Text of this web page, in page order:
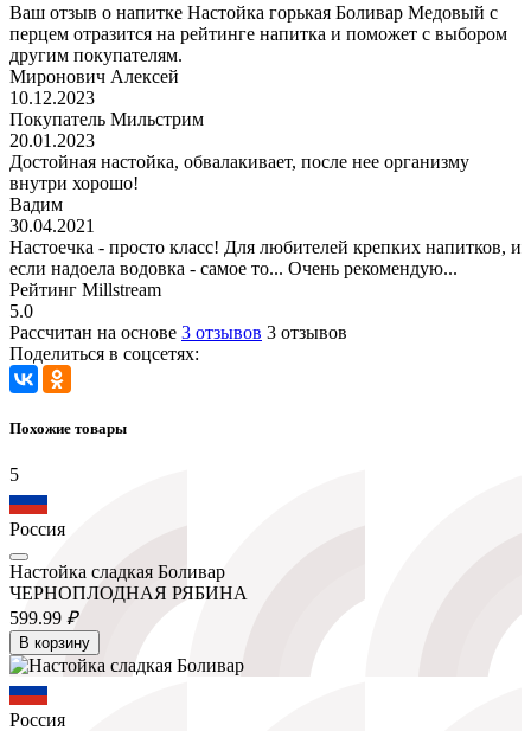
Ваш отзыв о напитке Настойка горькая Боливар Медовый с
перцем отразится на рейтинге напитка и поможет с выбором
другим покупателям.
Миронович Алексей
10.12.2023
Покупатель Мильстрим
20.01.2023
Достойная настойка, обвалакивает, после нее организму
внутри хорошо!
Вадим
30.04.2021
Настоечка - просто класс! Для любителей крепких напитков, и
если надоела водовка - самое то... Очень рекомендую...
Рейтинг Millstream
5.0
Рассчитан на основе 3 отзывов 3 отзывов
Поделиться в соцсетях:
Похожие товары
5
Россия
Настойка сладкая Боливар
ЧЕРНОПЛОДНАЯ РЯБИНА
599.99 ₽
В корзину
Россия